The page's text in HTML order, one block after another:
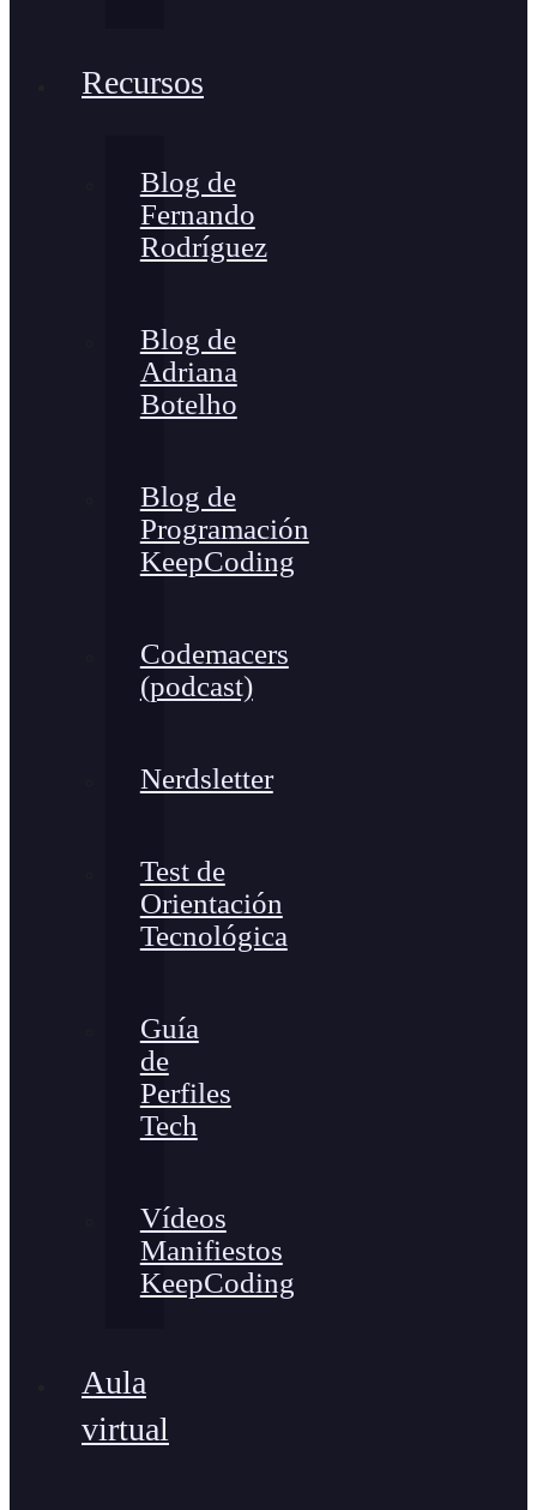
Recursos
Blog de
Fernando
Rodríguez
Blog de
Adriana
Botelho
Blog de
Programación
KeepCoding
Codemacers
(podcast)
Nerdsletter
Test de
Orientación
Tecnológica
Guía
de
Perfiles
Tech
Vídeos
Manifiestos
KeepCoding
Aula
virtual